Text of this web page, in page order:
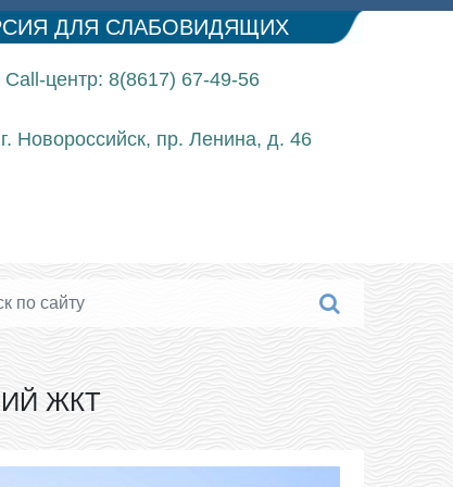
ДЛЯ СЛАБОВИДЯЩИХ
Call-центр: 8(8617) 67-49-56
г. Новороссийск, пр. Ленина, д. 46
ЖКТ